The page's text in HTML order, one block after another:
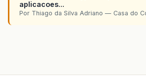
aplicacoes...
Por Thiago da Silva Adriano — Casa do